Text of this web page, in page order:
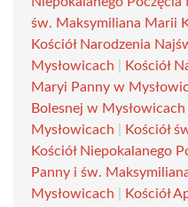
św. Maksymiliana Marii
Kościół Narodzenia
Mysłowicach
Kościół
Maryi Panny w
Bolesnej w Mysłowicach
Mysłowicach
Kościół
Kościół Niepokalanego
Panny i św.
Mysłowicach
Kościół